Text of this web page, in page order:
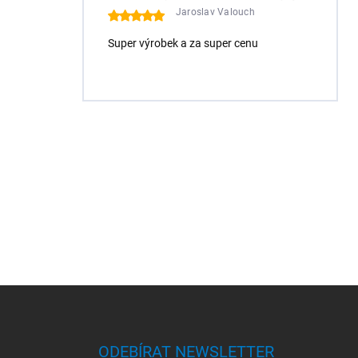
Jaroslav Valouch
Super výrobek a za super cenu
ODEBÍRAT NEWSLETTER